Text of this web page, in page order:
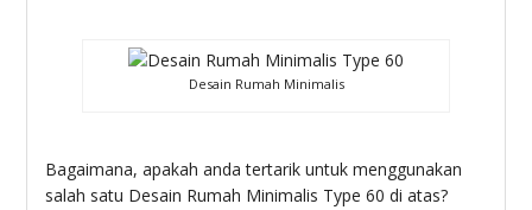
Desain Rumah Minimalis
Bagaimana, apakah anda tertarik untuk menggunakan
salah satu Desain Rumah Minimalis Type 60 di atas?